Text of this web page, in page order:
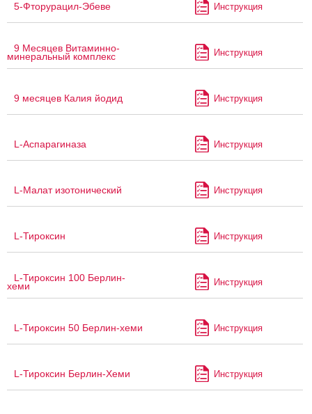
5-Фторурацил-Эбеве Инструкция
9 Месяцев Витаминно-
минеральный комплекс Инструкция
9 месяцев Калия йодид Инструкция
L-Аспарагиназа Инструкция
L-Малат изотонический Инструкция
L-Тироксин Инструкция
L-Тироксин 100 Берлин-
хеми Инструкция
L-Тироксин 50 Берлин-хеми Инструкция
L-Тироксин Берлин-Хеми Инструкция